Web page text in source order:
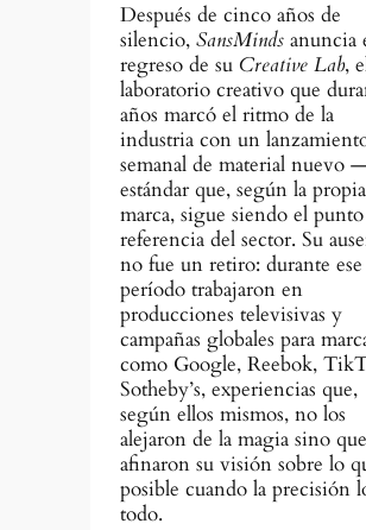
Después de cinco años de
silencio,SansMinds anuncia
regreso de su Creative Lab,
laboratorio creativo que
años marcó el ritmo de la
industria con un
semanal de material nuevo
estándar que, según la propia
marca, sigue siendo el
referencia del sector. Su
no fue un retiro: durante ese
período trabajaron en
producciones televisivas y
campañas globales para
como Google, Reebok,
Sotheby’s, experiencias que,
según ellos mismos, no los
alejaron de la magia sino que
afinaron su visión sobre lo
posible cuando la precisión
todo.